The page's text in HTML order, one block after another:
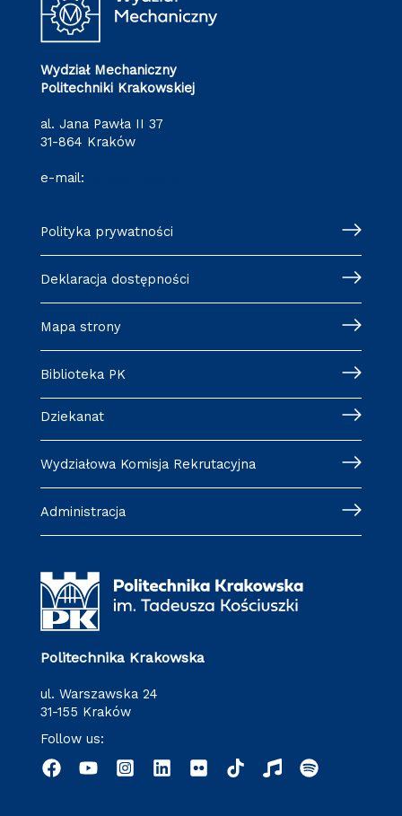
Wydział Mechaniczny
Politechniki Krakowskiej
al. Jana Pawła II 37
31-864 Kraków
e-mail:
Polityka prywatności
Deklaracja dostępności
Mapa strony
Biblioteka PK
Dziekanat
Wydziałowa Komisja Rekrutacyjna
Administracja
Politechnika Krakowska
ul. Warszawska 24
31-155 Kraków
Follow us: